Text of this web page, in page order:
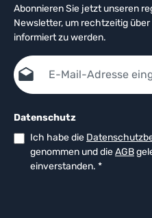
Abonnieren Sie jetzt unseren
Newsletter, um rechtzeitig
informiert zu werden.
E-Mail-Adresse*
Datenschutz
Ich habe die
genommen und dieAGB
einverstanden. *